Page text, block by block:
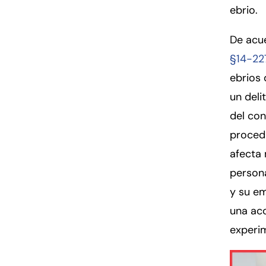
ebrio.
De
§14-
ebrios
un
del
afecta
y su
una